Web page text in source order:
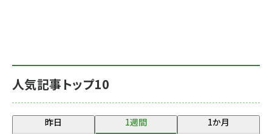
人気記事トップ10
昨日 1週間 1か月